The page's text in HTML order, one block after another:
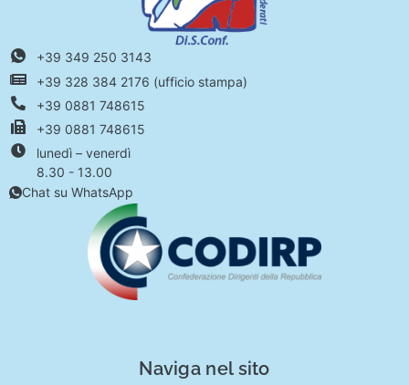
+39 349 250 3143
+39 328 384 2176 (ufficio stampa)
+39 0881 748615
+39 0881 748615
lunedì – venerdì
8.30 - 13.00
Chat su WhatsApp
Naviga nel sito